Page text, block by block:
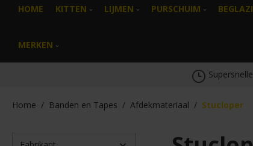
HOME KITTEN LIJMEN PURSCHUIM
MERKEN
Home / Banden en Tapes / Afdekmateriaal / Stucloper